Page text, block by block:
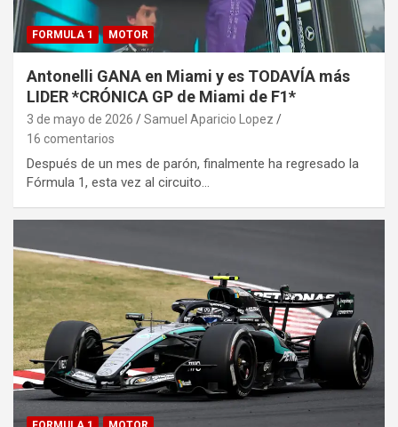
FORMULA 1 MOTOR
Antonelli GANA en Miami y es TODAVÍA más
LIDER *CRÓNICA GP de Miami de F1*
3 de mayo de 2026
Samuel Aparicio Lopez
16 comentarios
Después de un mes de parón, finalmente ha regresado la
Fórmula 1, esta vez al circuito…